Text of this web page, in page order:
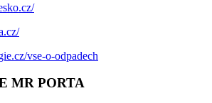
vse-o-odpadech
MR PORTA